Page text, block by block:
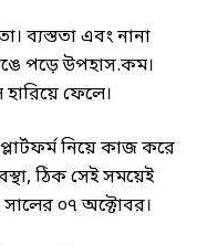
ব্যস্ততা এবং নানা
পড়ে উপহাস.কম।
ফেলে।
নিয়ে কাজ করে
ঠিক সেই সময়েই
০৭ অক্টোবর।